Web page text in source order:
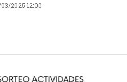
2025 12:00